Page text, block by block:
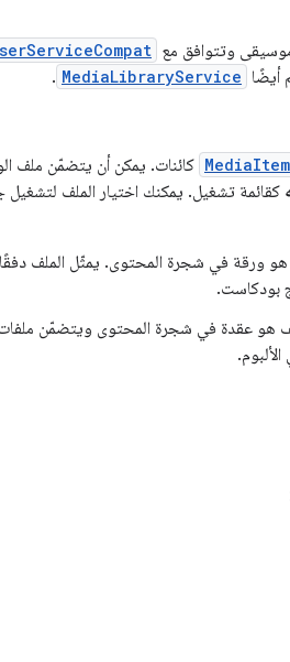
أيضًا MediaLibraryService
.
MediaItem كائنات. يمكن أن يتضمّن ملف
كقائمة تشغيل. يمكنك اختيار الملف لتشغيل
هو ورقة في شجرة المحتوى. يمثّل الملف
بودكاست.
هو عقدة في شجرة المحتوى ويتضمّن ملفات